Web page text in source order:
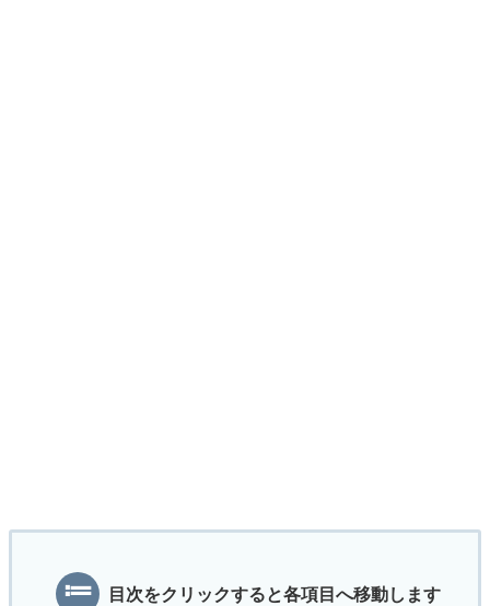
目次をクリックすると各項目へ移動します